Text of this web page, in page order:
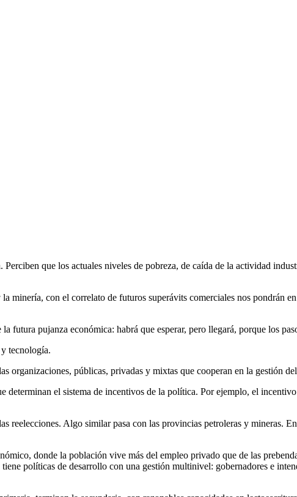
que los actuales niveles de pobreza, de caída de la actividad
con el correlato de futuros superávits comerciales nos pondrán
pujanza económica: habrá que esperar, pero llegará, porque los
tecnología.
organizaciones, públicas, privadas y mixtas que cooperan en la gestión
el sistema de incentivos de la política. Por ejemplo, el
Algo similar pasa con las provincias petroleras y mineras.
donde la población vive más del empleo privado que de las
políticas de desarrollo con una gestión multinivel: gobernadores e